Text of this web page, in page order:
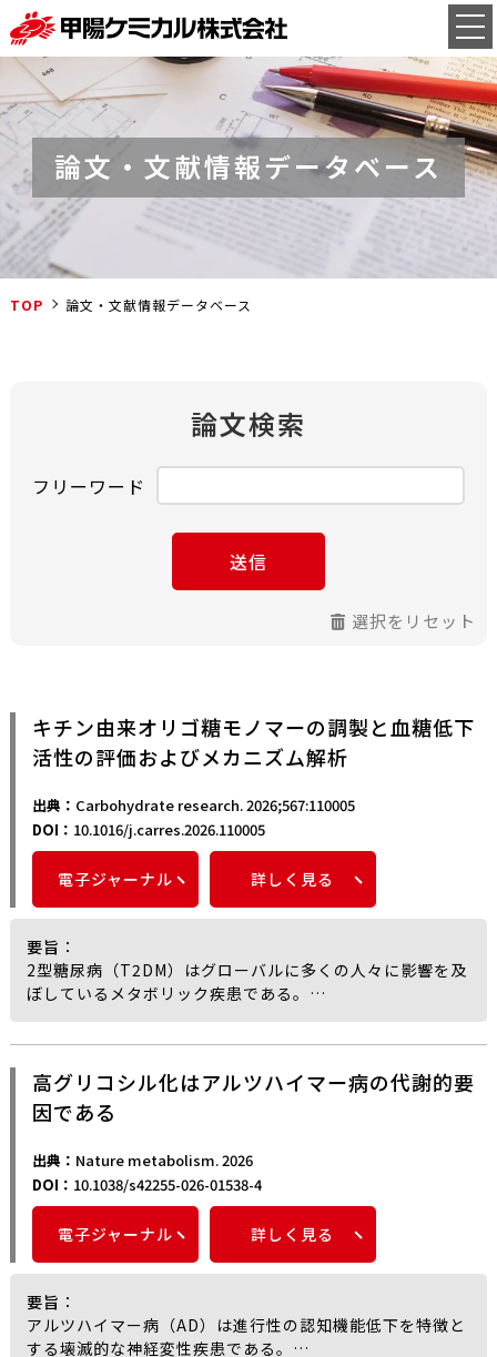
論文・文献情報データベース
TOP 論文・文献情報データベース
論文検索
フリーワード
送信
選択をリセット
キチン由来オリゴ糖モノマーの調製と血糖低下
活性の評価およびメカニズム解析
出典： Carbohydrate research. 2026;567:110005
DOI： 10.1016/j.carres.2026.110005
電子ジャーナル 詳しく見る
要旨 ：
2型糖尿病（T2DM）はグローバルに多くの人々に影響を及
ぼしているメタボリック疾患である。
グルコサミンとN-アセチルグルコサミン（GlcNAc）から
構成されるキチン由来オリゴ糖（NACOS）は、T2DM患者
医薬品として開発するポテンシャルを有している。
しかし、既存研究の対象の大多数は複雑なNACOS混合物で
活性向上と応用展開が制限されている。
筆者らの研究では、重合度2～6の完全脱アセチル化および
完全N-アセチル化NACOSモノマーを調製・単離し、in
vitro細胞活性アッセイ、ネットワーク薬理学、分子ドッキ
ング、分子動力学シミュレーション、およびリアルタイム
定量ポリメラーゼ連鎖反応（qRT-PCR）技術を統合するこ
とで、NACOSの主要成分の同定とそのメカニズム探索を行
った。
In vitro細胞モデルを用いたスクリーニングの結果、D2～
高グリコシル化はアルツハイマー病の代謝的要
因である
出典： Nature metabolism. 2026
DOI： 10.1038/s42255-026-01538-4
電子ジャーナル 詳しく見る
要旨 ：
アルツハイマー病（AD）は進行性の認知機能低下を特徴と
する壊滅的な神経変性疾患である。